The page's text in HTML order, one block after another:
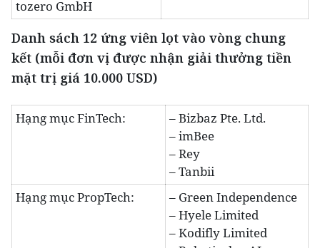
tozero GmbH
Danh sách 12 ứng viên lọt vào vòng chung
kết (mỗi đơn vị được nhận giải thưởng tiền
mặt trị giá 10.000 USD)
Hạng mục FinTech:
– Bizbaz Pte. Ltd.
– imBee
– Rey
– Tanbii
Hạng mục PropTech:
– Green Independence
– Hyele Limited
– Kodifly Limited